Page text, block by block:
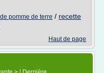
pomme de terre / recette
Haut de page